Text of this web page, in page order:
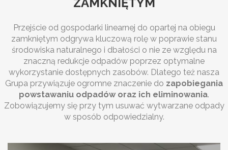
Przejście od gospodarki linearnej do opartej na obiegu
zamkniętym odgrywa kluczową rolę w poprawie stanu
środowiska naturalnego i dbałości o nie ze względu na
znaczną redukcje odpadów poprzez optymalne
wykorzystanie dostępnych zasobów. Dlatego też nasza
Grupa przywiązuje ogromne znaczenie do zapobiegania
powstawaniu odpadów oraz ich eliminowania.
Zobowiązujemy się przy tym usuwać wytwarzane odpady
w sposób odpowiedzialny.